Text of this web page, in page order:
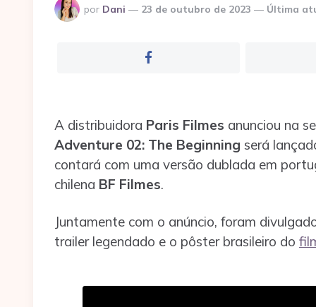
Postado
por
por Dani 23 de outubro de 2023 Última
A distribuidora Paris Filmes anunciou na
Adventure 02: The Beginning será
contará com uma versão dublada em
chilena BF Filmes.
Juntamente com o anúncio, foram
trailer legendado e o pôster brasileiro do